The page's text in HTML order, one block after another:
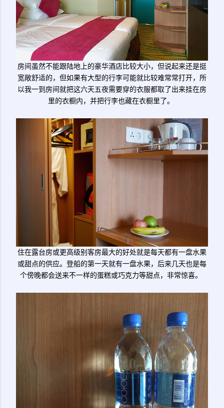
房间虽然不能跟陆地上的豪华酒店比较大小，但说起来还是挺
宽敞舒适的，但如果有大型的行李可能就比较难常常打开，所
以我一到房间就把这六天五夜需要穿的衣服都取了出来挂在房
里的衣橱内，并把行李也藏在衣橱里了。
住在露台房或更高级别客房最大的好处就是每天都有一盘水果
或甜点的供应。登船的第一天就有一盘水果，后来几天也是每
个傍晚都会送来不一样的蛋糕或巧克力等甜点，非常惊喜。